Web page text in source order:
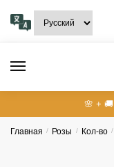
navigation
content
🌸 + 🚚
Главная / Розы / Кол-во /